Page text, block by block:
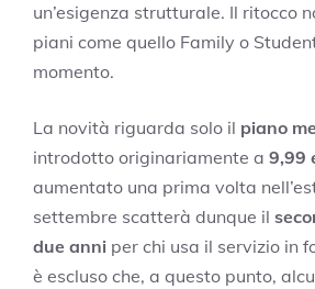
un’esigenza strutturale. Il ritocco
piani come quello Family o
momento.
La novità riguarda solo il piano
introdotto originariamente a 9,99
aumentato una prima volta
settembre scatterà dunque il
due anni per chi usa il servizio in
è escluso che, a questo punto,